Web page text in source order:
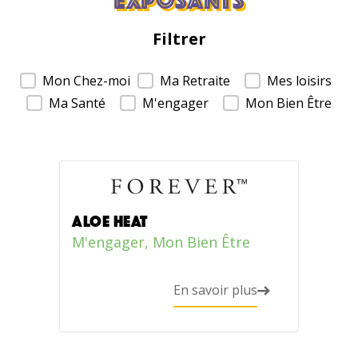
Filtrer
FiltrerMon Chez-moi Ma Retraite
Mes loisirs
Ma Santé
M'engager Mon Bien Être
Aloe Heat
M'engager, Mon Bien Être
En savoir plus